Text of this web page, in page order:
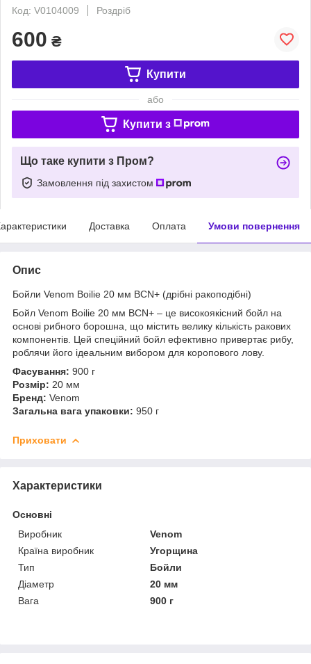
Код: V0104009
Роздріб
600 ₴
Купити
або
Купити з
Що таке купити з Пром?
Замовлення під захистом
Доставка Оплата Умови повернення
Опис
Бойли Venom Boilie 20 мм BCN+ (дрібні ракоподібні)
Бойл Venom Boilie 20 мм BCN+ – це високоякісний бойл на
основі рибного борошна, що містить велику кількість ракових
компонентів. Цей спеційний бойл ефективно привертає рибу,
роблячи його ідеальним вибором для коропового лову.
Фасування: 900 г
Розмір: 20 мм
Бренд: Venom
Загальна вага упаковки: 950 г
Приховати
Характеристики
Основні
Виробник
Venom
Країна виробник
Угорщина
Тип
Бойли
Діаметр
20 мм
Вага
900 г